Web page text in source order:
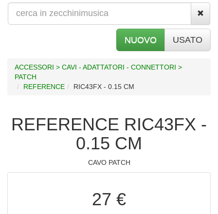
NUOVO USATO
ACCESSORI > CAVI - ADATTATORI - CONNETTORI >
PATCH
REFERENCE
RIC43FX - 0.15 CM
REFERENCE RIC43FX -
0.15 CM
CAVO PATCH
27 €